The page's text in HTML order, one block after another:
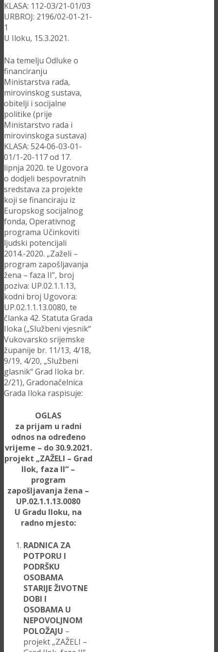
KLASA: 112-03/21-01/03
URBROJ: 2196/02-01-21-
1
U Iloku, 15.3.2021.
Na temelju Odluke o
financiranju
Ministarstva rada,
mirovinskog sustava,
obitelji i socijalne
politike (prije
Ministarstvo rada i
mirovinskoga sustava)
KLASA: 524-06-03-01-
01/1-20-117 od 17.
lipnja 2020. te Ugovora
o dodjeli bespovratnih
sredstava za projekte
koji se financiraju iz
Europskog socijalnog
fonda, Operativnog
programa Učinkoviti
ljudski potencijali
2014.-2020. „Zaželi –
program zapošljavanja
žena – faza II”, broj
poziva: UP.02.1.1.13,
kodni broj Ugovora:
UP.02.1.1.13.0080, te
članka 42. Statuta Grada
Iloka („Službeni vjesnik“
Vukovarsko srijemske
županije br. 11/13, 4/18,
9/19, 4/20, „Službeni
glasnik“ Grad Iloka br.
2/21), Gradonačelnica
Grada Iloka raspisuje:
OGLAS
za prijam u radni
odnos na određeno
vrijeme – do 30.9.2021.
projekt „ZAŽELI – Grad
Ilok, faza II“ –
program
zapošljavanja žena –
UP.02.1.1.13.0080
U Gradu Iloku, na
radno mjesto:
RADNICA ZA
POTPORU I
PODRŠKU
OSOBAMA
STARIJE ŽIVOTNE
DOBI I
OSOBAMA U
NEPOVOLJNOM
POLOŽAJU –
projekt „ZAŽELI –